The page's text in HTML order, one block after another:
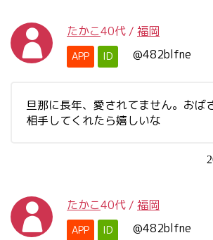
たかこ40代 / 福岡
APP ID @482blfne
旦那に長年、愛されてません。おば
相手してくれたら嬉しいな
たかこ40代 / 福岡
APP ID @482blfne